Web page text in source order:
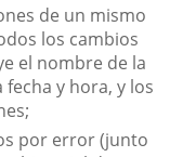
de un mismo
los cambios
el nombre de la
y hora, y los
por error (junto